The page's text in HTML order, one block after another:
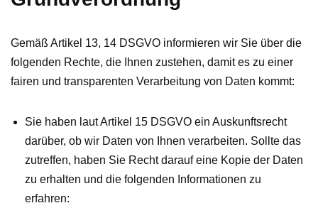
Gemäß Artikel 13, 14 DSGVO informieren wir Sie über die
folgenden Rechte, die Ihnen zustehen, damit es zu einer
fairen und transparenten Verarbeitung von Daten kommt:
Sie haben laut Artikel 15 DSGVO ein Auskunftsrecht
darüber, ob wir Daten von Ihnen verarbeiten. Sollte das
zutreffen, haben Sie Recht darauf eine Kopie der Daten
zu erhalten und die folgenden Informationen zu
erfahren: